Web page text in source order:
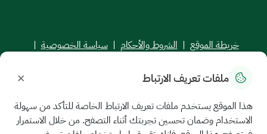
خريطة الموقع | الشروط والأحكام | سياسة الخصوصية |
جميع الحقوق محفوظة للجامعة السعودية الإلكترونية © 2026
ملفات تعريف الارتباط ×
هذا الموقع يستخدم ملفات تعريف الارتباط الخاصة للتأكد من سهولة
الاستخدام وضمان تحسين تجربتك أثناء التصفح. من خلال الاستمرار